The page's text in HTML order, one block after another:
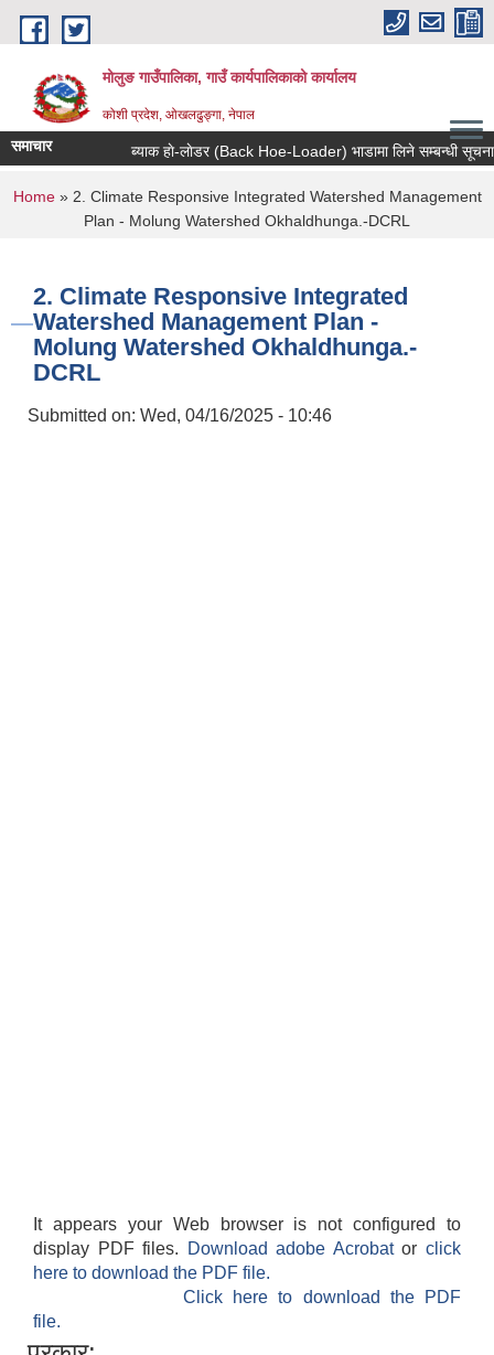
Skip to main content
मोलुङ गाउँपालिका, गाउँ कार्यपालिकाको कार्यालय
कोशी प्रदेश, ओखलढुङ्गा, नेपाल
समाचार ब्याक हाे-लाेडर (Back Hoe-Loader) भाडामा लिने सम्बन्धी सूचना
You are here
Home» 2. Climate Responsive Integrated Watershed Management
Plan - Molung Watershed Okhaldhunga.-DCRL
2. Climate Responsive Integrated
Watershed Management Plan -
Molung Watershed Okhaldhunga.-
DCRL
Submitted on: Wed, 04/16/2025 - 10:46
It appears your Web browser is not configured to
display PDF files.
Download adobe Acrobatorclick
here to download the PDF file.
Click here to download the PDF
file.